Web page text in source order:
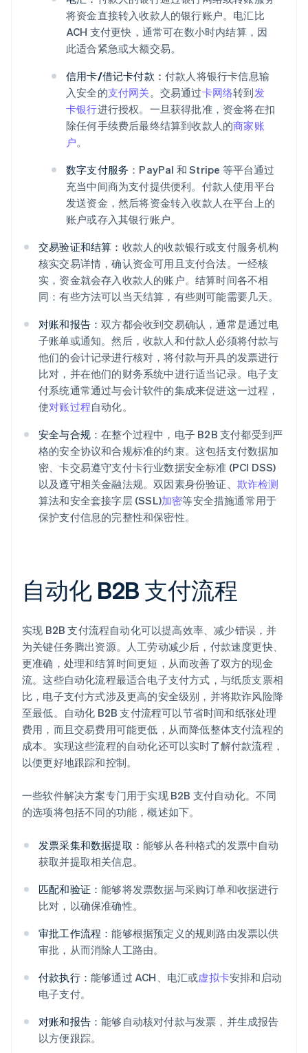
将资金直接转入收款人的银行账户。电汇比
ACH 支付更快，通常可在数小时内结算，因
此适合紧急或大额交易。
信用卡/借记卡付款： 付款人将银行卡信息输
入安全的支付网关。交易通过卡网络转到发
卡银行进行授权。一旦获得批准，资金将在扣
除任何手续费后最终结算到收款人的商家账
户。
数字支付服务 ：PayPal 和 Stripe 等平台通过
充当中间商为支付提供便利。付款人使用平台
发送资金，然后将资金转入收款人在平台上的
账户或存入其银行账户。
交易验证和结算： 收款人的收款银行或支付服务机构
核实交易详情，确认资金可用且支付合法。一经核
实，资金就会存入收款人的账户。结算时间各不相
同：有些方法可以当天结算，有些则可能需要几天。
对账和报告：双方都会收到交易确认，通常是通过电
子账单或通知。然后，收款人和付款人必须将付款与
他们的会计记录进行核对，将付款与开具的发票进行
比对，并在他们的财务系统中进行适当记录。电子支
付系统通常通过与会计软件的集成来促进这一过程，
使对账过程自动化。
安全与合规：在整个过程中，电子 B2B 支付都受到严
格的安全协议和合规标准的约束。这包括支付数据加
密、卡交易遵守支付卡行业数据安全标准 (PCI DSS)
以及遵守相关金融法规。双因素身份验证、 欺诈检测
算法和安全套接字层 (SSL)加密等安全措施通常用于
保护支付信息的完整性和保密性。
自动化 B2B 支付流程
实现 B2B 支付流程自动化可以提高效率、减少错误，并
为关键任务腾出资源。人工劳动减少后，付款速度更快、
更准确，处理和结算时间更短，从而改善了双方的现金
流。这些自动化流程最适合电子支付方式，与纸质支票相
比，电子支付方式涉及更高的安全级别，并将欺诈风险降
至最低。自动化 B2B 支付流程可以节省时间和纸张处理
费用，而且交易费用可能更低，从而降低整体支付流程的
成本。实现这些流程的自动化还可以实时了解付款流程，
以便更好地跟踪和控制。
一些软件解决方案专门用于实现 B2B 支付自动化。不同
的选项将包括不同的功能，概述如下。
发票采集和数据提取： 能够从各种格式的发票中自动
获取并提取相关信息。
匹配和验证：能够将发票数据与采购订单和收据进行
比对，以确保准确性。
审批工作流程：能够根据预定义的规则路由发票以供
审批，从而消除人工路由。
付款执行： 能够通过 ACH、电汇或虚拟卡安排和启动
电子支付。
对账和报告：能够自动核对付款与发票，并生成报告
以方便跟踪。